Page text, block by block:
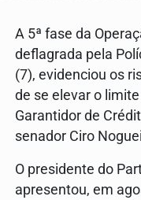
A 5ª fase da
deflagrada pela
(7), evidenciou os
de se elevar o
Garantidor de
senador Ciro
O presidente do
apresentou, em